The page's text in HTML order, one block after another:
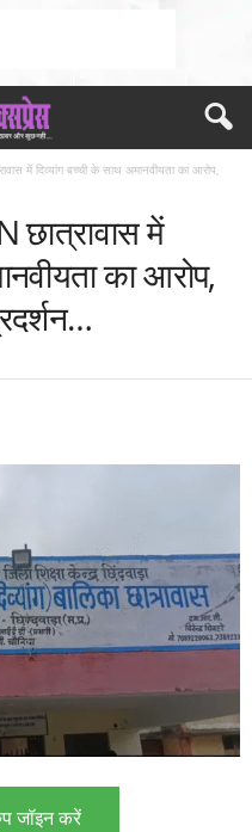
में दिव्यांग बच्ची के साथ अमानवीयता का आरोप,
में
का आरोप,
जॉइन करें